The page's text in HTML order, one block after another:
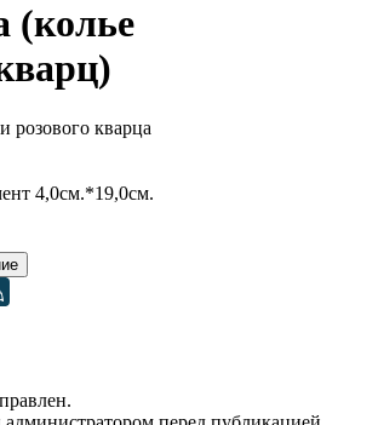
(колье
розового кварца
4,0см.*19,0см.